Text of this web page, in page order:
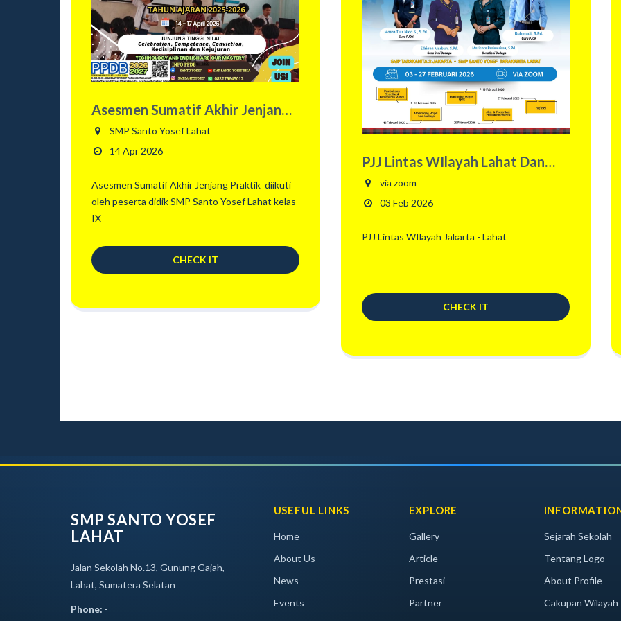
Asesmen Sumatif Akhir Jenjang
Praktik
SMP Santo Yosef Lahat
14 Apr 2026
Asesmen Sumatif Akhir Jenjang Praktik diikuti
oleh peserta didik SMP Santo Yosef Lahat kelas
IX
CHECK IT
PJJ Lintas WIlayah Lahat Dan
Jakarta
via zoom
03 Feb 2026
PJJ Lintas WIlayah Jakarta - Lahat
CHECK IT
SMP SANTO YOSEF
LAHAT
Jalan Sekolah No.13, Gunung Gajah,
Lahat, Sumatera Selatan
Phone: -
USEFUL LINKS
Home
About Us
News
Events
EXPLORE
Gallery
Article
Prestasi
Partner
Sejarah Sekolah
Tentang Logo
About Profile
Cakupan Wilayah